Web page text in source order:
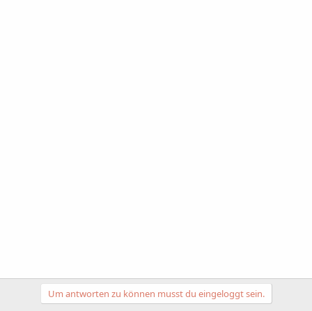
Um antworten zu können musst du eingeloggt sein.